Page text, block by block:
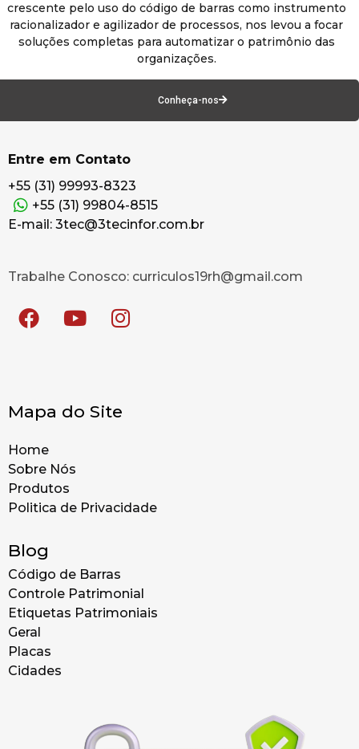
crescente pelo uso do código de barras como instrumento
racionalizador e agilizador de processos, nos levou a focar
soluções completas para automatizar o patrimônio das
organizações.
Conheça-nos
Entre em Contato
+55 (31) 99993-8323
+55 (31) 99804-8515
E-mail: 3tec@3tecinfor.com.br
Trabalhe Conosco: curriculos19rh@gmail.com
Mapa do Site
Home
Sobre Nós
Produtos
Politica de Privacidade
Blog
Código de Barras
Controle Patrimonial
Etiquetas Patrimoniais
Geral
Placas
Cidades